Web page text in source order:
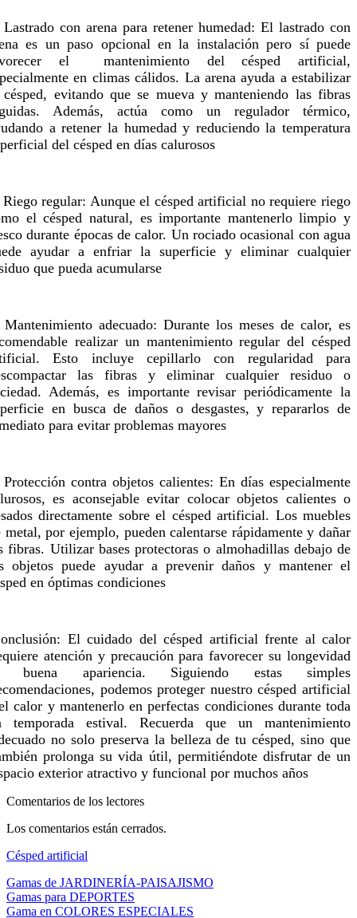
con arena para retener humedad: El lastrado con
es un paso opcional en la instalación pero sí puede
el mantenimiento del césped artificial,
en climas cálidos. La arena ayuda a estabilizar
evitando que se mueva y manteniendo las fibras
Además, actúa como un regulador térmico,
a retener la humedad y reduciendo la temperatura
del césped en días calurosos
regular: Aunque el césped artificial no requiere riego
el césped natural, es importante mantenerlo limpio y
durante épocas de calor. Un rociado ocasional con agua
ayudar a enfriar la superficie y eliminar cualquier
que pueda acumularse
adecuado: Durante los meses de calor, es
realizar un mantenimiento regular del césped
Esto incluye cepillarlo con regularidad para
las fibras y eliminar cualquier residuo o
Además, es importante revisar periódicamente la
en busca de daños o desgastes, y repararlos de
para evitar problemas mayores
contra objetos calientes: En días especialmente
es aconsejable evitar colocar objetos calientes o
directamente sobre el césped artificial. Los muebles
metal, por ejemplo, pueden calentarse rápidamente y dañar
fibras. Utilizar bases protectoras o almohadillas debajo de
objetos puede ayudar a prevenir daños y mantener el
en óptimas condiciones
El cuidado del césped artificial frente al calor
atención y precaución para favorecer su longevidad
buena apariencia. Siguiendo estas simples
podemos proteger nuestro césped artificial
calor y mantenerlo en perfectas condiciones durante toda
temporada estival. Recuerda que un mantenimiento
no solo preserva la belleza de tu césped, sino que
prolonga su vida útil, permitiéndote disfrutar de un
exterior atractivo y funcional por muchos años
Comentarios de los lectores
Los comentarios están cerrados.
Césped artificial
Gamas de JARDINERÍA-PAISAJISMO
Gamas para DEPORTES
Gama en COLORES ESPECIALES